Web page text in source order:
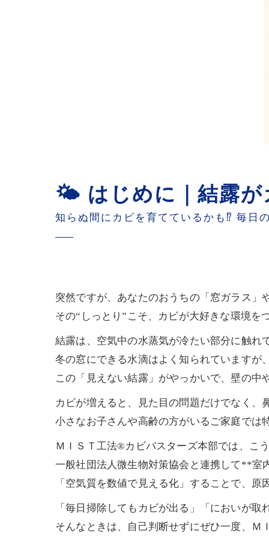
🌤 はじめに｜結露が
知らぬ間にカビを育てているかも⁉️ 毎日
突然ですが、あなたのおうちの「窓ガラス
その“しっとり”こそ、カビが大好きな環境を
結露は、空気中の水蒸気が冷たい部分に触れ
冬の窓にできる水滴はよく知られていますが
この「見えない結露」がやっかいで、壁の
カビが増えると、見た目の問題だけでなく
小さなお子さんや高齢の方がいるご家庭では
ＭＩＳＴ工法®カビバスターズ本部では、こ
一般社団法人微生物対策協会と連携して**室
「空気質を数値で見える化」することで、
「毎日掃除してもカビが出る」「においが
そんなときは、自己判断せずにぜひ一度、